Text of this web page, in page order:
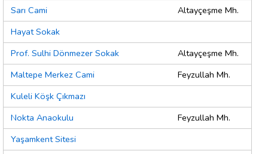
Sarı Cami
Altayçeşme Mh.
Hayat Sokak
Prof. Sulhi Dönmezer Sokak
Altayçeşme Mh.
Maltepe Merkez Cami
Feyzullah Mh.
Kuleli Köşk Çıkmazı
Nokta Anaokulu
Feyzullah Mh.
Yaşamkent Sitesi